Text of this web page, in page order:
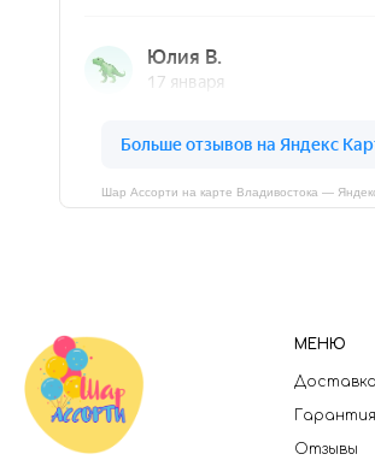
Шар Ассорти на карте Владивостока —
МЕНЮ
Гарантия
Отзывы